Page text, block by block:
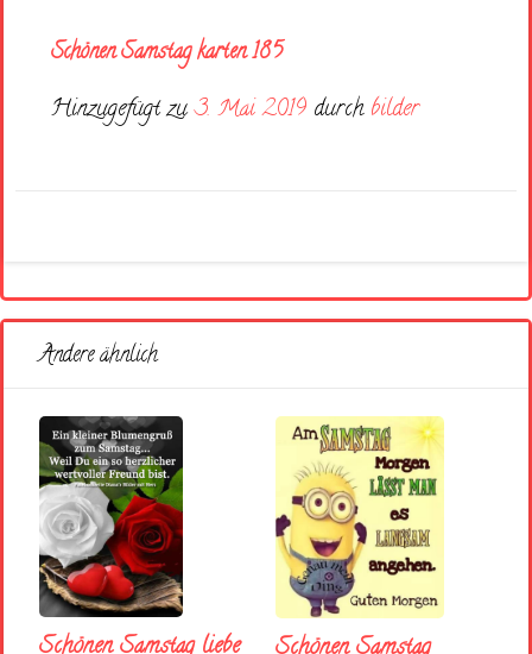
Schönen Samstag karten 185
Hinzugefügt zu3. Mai 2019 durch bilder
Andere ähnlich